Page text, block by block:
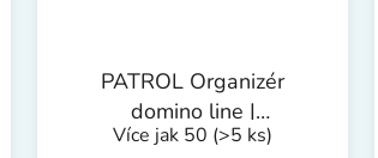
PATROL Organizér
domino line |
450x340x68 mm
Více jak 50 (>5 ks)